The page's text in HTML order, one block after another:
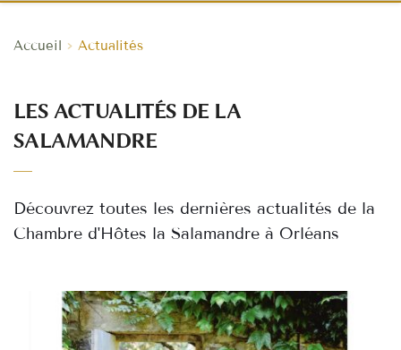
Accueil Actualités
LES ACTUALITÉS DE LA
SALAMANDRE
Découvrez toutes les dernières actualités de la
Chambre d'Hôtes la Salamandre à Orléans